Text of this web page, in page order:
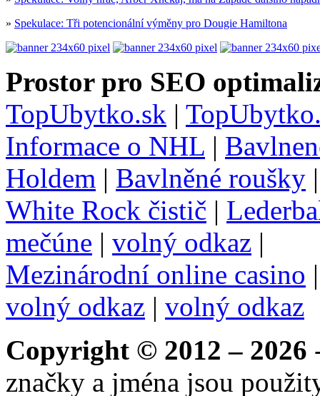
» Spekulace: Tři potencionální výměny pro Dougie Hamiltona
Prostor pro SEO
TopUbytko.sk |
Informace o NHL |
Holdem | Bavlněné roušky
White Rock čistič |
mečúne | volný odkaz |
Mezinárodní online casino
volný odkaz | volný odkaz
Copyright © 2012 – 2026
značky a jména jsou